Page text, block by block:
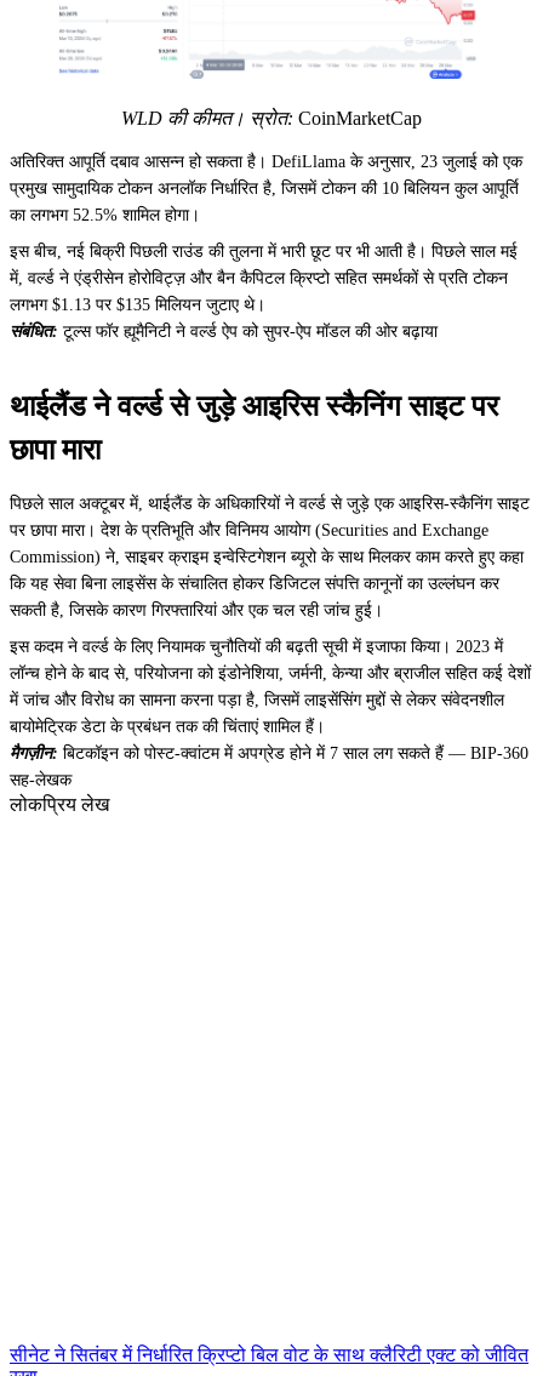
WLD की कीमत। स्रोत: CoinMarketCap
अतिरिक्त आपूर्ति दबाव आसन्न हो सकता है। DefiLlama के अनुसार, 23 जुलाई को एक
प्रमुख सामुदायिक टोकन अनलॉक निर्धारित है, जिसमें टोकन की 10 बिलियन कुल आपूर्ति
का लगभग 52.5% शामिल होगा।
इस बीच, नई बिक्री पिछली राउंड की तुलना में भारी छूट पर भी आती है। पिछले साल मई
में, वर्ल्ड ने एंड्रीसेन होरोविट्ज़ और बैन कैपिटल क्रिप्टो सहित समर्थकों से प्रति टोकन
लगभग $1.13 पर $135 मिलियन जुटाए थे।
संबंधित: टूल्स फॉर ह्यूमैनिटी ने वर्ल्ड ऐप को सुपर-ऐप मॉडल की ओर बढ़ाया
थाईलैंड ने वर्ल्ड से जुड़े आइरिस स्कैनिंग साइट पर
छापा मारा
पिछले साल अक्टूबर में, थाईलैंड के अधिकारियों ने वर्ल्ड से जुड़े एक आइरिस-स्कैनिंग साइट
पर छापा मारा। देश के प्रतिभूति और विनिमय आयोग (Securities and Exchange
Commission) ने, साइबर क्राइम इन्वेस्टिगेशन ब्यूरो के साथ मिलकर काम करते हुए कहा
कि यह सेवा बिना लाइसेंस के संचालित होकर डिजिटल संपत्ति कानूनों का उल्लंघन कर
सकती है, जिसके कारण गिरफ्तारियां और एक चल रही जांच हुई।
इस कदम ने वर्ल्ड के लिए नियामक चुनौतियों की बढ़ती सूची में इजाफा किया। 2023 में
लॉन्च होने के बाद से, परियोजना को इंडोनेशिया, जर्मनी, केन्या और ब्राजील सहित कई देशों
में जांच और विरोध का सामना करना पड़ा है, जिसमें लाइसेंसिंग मुद्दों से लेकर संवेदनशील
बायोमेट्रिक डेटा के प्रबंधन तक की चिंताएं शामिल हैं।
मैगज़ीन: बिटकॉइन को पोस्ट-क्वांटम में अपग्रेड होने में 7 साल लग सकते हैं — BIP-360
सह-लेखक
लोकप्रिय लेख
सीनेट ने सितंबर में निर्धारित क्रिप्टो बिल वोट के साथ क्लैरिटी एक्ट को जीवित